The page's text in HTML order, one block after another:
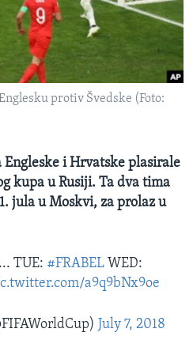
protiv Švedske (Foto:
i Hrvatske plasirale
kupa u Rusiji. Ta dva tima
jula u Moskvi, za prolaz u
TUE: #FRABEL WED:
a9q9bNx9oe
July 7, 2018